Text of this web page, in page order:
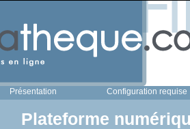
Présentation Configuration requise
Plateforme